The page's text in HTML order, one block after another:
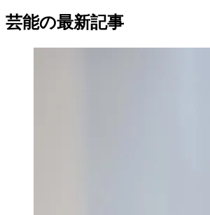
芸能の最新記事